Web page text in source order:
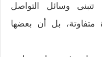
وسائل التواصل
متفاوتة، بل أن بعضها